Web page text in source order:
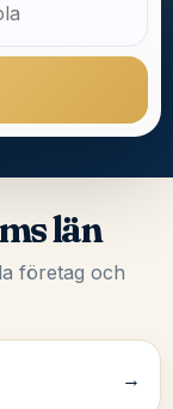
län
företag och
→